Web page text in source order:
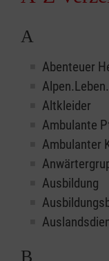
A
Abenteuer
Altkleider
Ambulante
Ambulanter
Ausbildung
B